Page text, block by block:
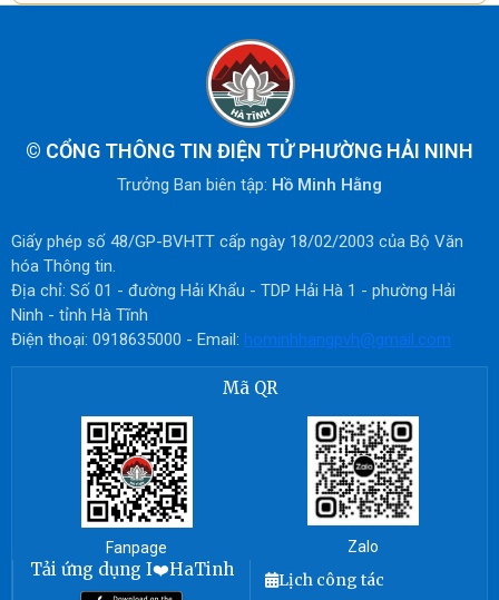
© CỔNG THÔNG TIN ĐIỆN TỬ PHƯỜNG HẢI NINH
Trưởng Ban biên tập: Hồ Minh Hằng
Giấy phép số 48/GP-BVHTT cấp ngày 18/02/2003 của Bộ Văn
hóa Thông tin.
Địa chỉ: Số 01 - đường Hải Khẩu - TDP Hải Hà 1 - phường Hải
Ninh - tỉnh Hà Tĩnh
Điện thoại: 0918635000 - Email: hominhhangpvh@gmail.com
Mã QR
Fanpage Zalo
Tải ứng dụng I❤️HaTinh Lịch công tác